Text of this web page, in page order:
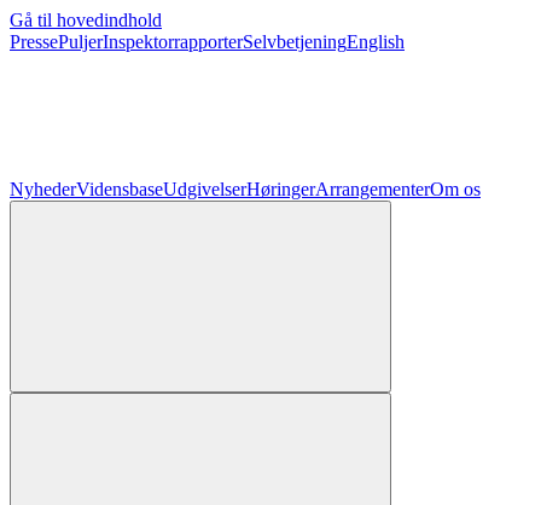
Gå til hovedindhold
PressePuljerInspektorrapporterSelvbetjeningEnglish
NyhederVidensbaseUdgivelserHøringerArrangementerOm os